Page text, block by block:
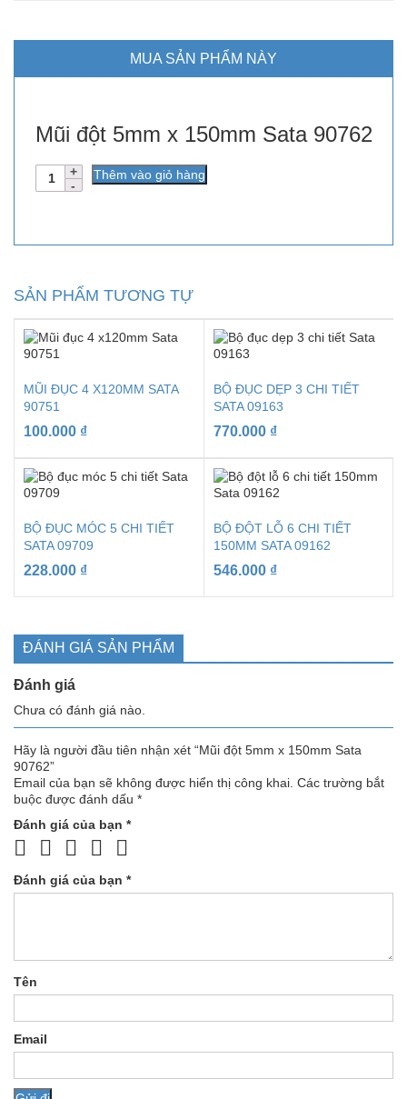
MUA SẢN PHẨM NÀY
Mũi đột 5mm x 150mm Sata 90762
Số
lượng
Thêm vào giỏ hàng
SẢN PHẨM TƯƠNG TỰ
MŨI ĐỤC 4 X120MM SATA
90751
100.000 ₫
BỘ ĐỤC DẸP 3 CHI TIẾT
SATA 09163
770.000 ₫
BỘ ĐỤC MÓC 5 CHI TIẾT
SATA 09709
228.000 ₫
BỘ ĐỘT LỖ 6 CHI TIẾT
150MM SATA 09162
546.000 ₫
ĐÁNH GIÁ SẢN PHẨM
Đánh giá
Chưa có đánh giá nào.
Hãy là người đầu tiên nhận xét “Mũi đột 5mm x 150mm Sata
90762”
Email của bạn sẽ không được hiển thị công khai. Các trường bắt
buộc được đánh dấu *
Đánh giá của bạn *
Đánh giá của bạn *
Tên
Email